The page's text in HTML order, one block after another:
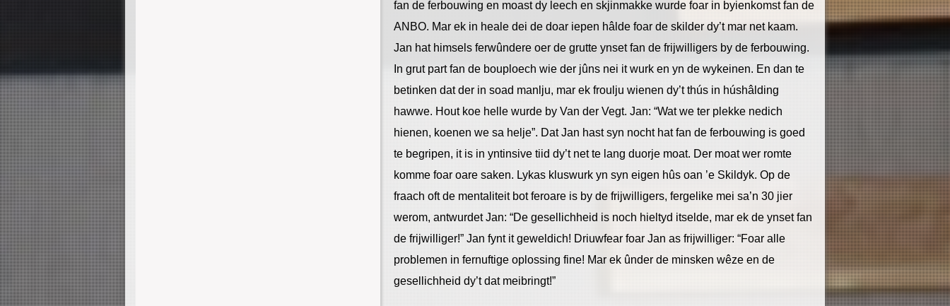
fan de ferbouwing en moast dy leech en skjinmakke wurde foar in byienkomst fan de
ANBO. Mar ek in heale dei de doar iepen hâlde foar de skilder dy’t mar net kaam.
Jan hat himsels ferwûndere oer de grutte ynset fan de frijwilligers by de ferbouwing.
In grut part fan de bouploech wie der jûns nei it wurk en yn de wykeinen. En dan te
betinken dat der in soad manlju, mar ek froulju wienen dy’t thús in húshâlding
hawwe. Hout koe helle wurde by Van der Vegt. Jan: “Wat we ter plekke nedich
hienen, koenen we sa helje”. Dat Jan hast syn nocht hat fan de ferbouwing is goed
te begripen, it is in yntinsive tiid dy’t net te lang duorje moat. Der moat wer romte
komme foar oare saken. Lykas kluswurk yn syn eigen hûs oan ’e Skildyk. Op de
fraach oft de mentaliteit bot feroare is by de frijwilligers, fergelike mei sa’n 30 jier
werom, antwurdet Jan: “De gesellichheid is noch hieltyd itselde, mar ek de ynset fan
de frijwilliger!” Jan fynt it geweldich! Driuwfear foar Jan as frijwilliger: “Foar alle
problemen in fernuftige oplossing fine! Mar ek ûnder de minsken wêze en de
gesellichheid dy’t dat meibringt!”